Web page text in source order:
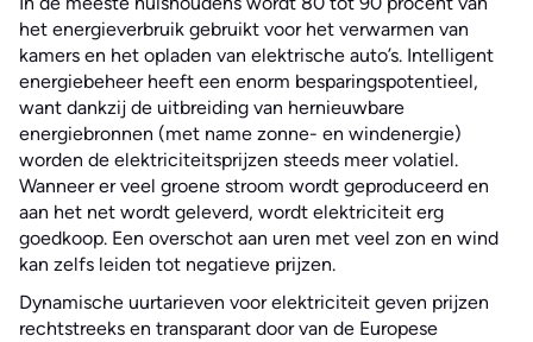
het energieverbruik gebruikt voor het verwarmen van
kamers en het opladen van elektrische auto’s. Intelligent
energiebeheer heeft een enorm besparingspotentieel,
want dankzij de uitbreiding van hernieuwbare
energiebronnen (met name zonne- en windenergie)
worden de elektriciteitsprijzen steeds meer volatiel.
Wanneer er veel groene stroom wordt geproduceerd en
aan het net wordt geleverd, wordt elektriciteit erg
goedkoop. Een overschot aan uren met veel zon en wind
kan zelfs leiden tot negatieve prijzen.
Dynamische uurtarieven voor elektriciteit geven prijzen
rechtstreeks en transparant door van de Europese